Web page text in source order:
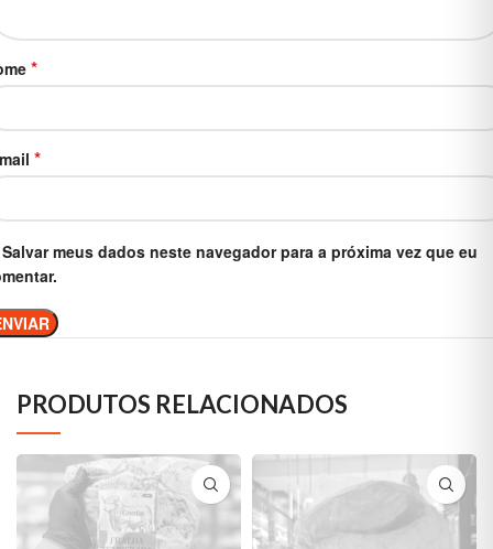
*
*
Salvar meus dados neste navegador para a próxima vez que eu
PRODUTOS RELACIONADOS